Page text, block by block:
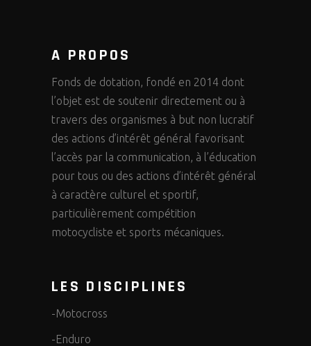
A PROPOS
Fonds de dotation, fondé en 2014 dont
l’objet est de soutenir directement ou à
travers des organismes à but non lucratif
des actions d’intérêt général favorisant
l’accès par la communication, à l’éducation
pour tous ou des actions d’intérêt général
à caractère culturel et sportif,
particulièrement compétition
motocycliste et sports mécaniques.
LES DISCIPLINES
-Motocross
-Enduro